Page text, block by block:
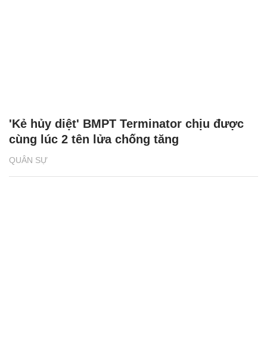
QUÂN SỰ
'Kẻ hủy diệt' BMPT Terminator chịu được
cùng lúc 2 tên lửa chống tăng